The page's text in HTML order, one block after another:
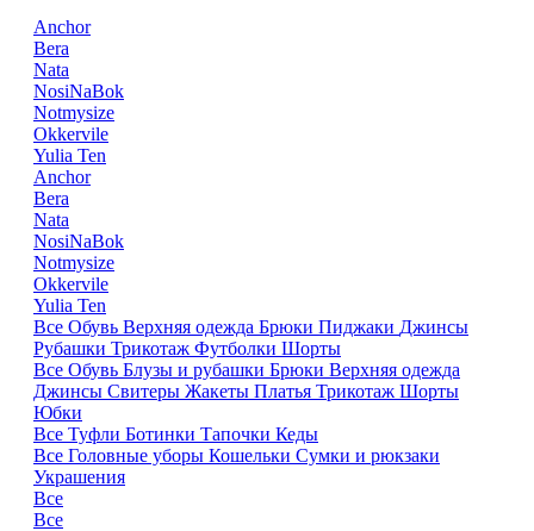
Anchor
Bera
Nata
NosiNaBok
Notmysize
Okkervile
Yulia Ten
Anchor
Bera
Nata
NosiNaBok
Notmysize
Okkervile
Yulia Ten
Все Обувь Верхняя одежда Брюки Пиджаки Джинсы
Рубашки Трикотаж Футболки Шорты
Все Обувь Блузы и рубашки Брюки Верхняя одежда
Джинсы Свитеры Жакеты Платья Трикотаж Шорты
Юбки
Все Туфли Ботинки Тапочки Кеды
Все Головные уборы Кошельки Сумки и рюкзаки
Украшения
Все
Все